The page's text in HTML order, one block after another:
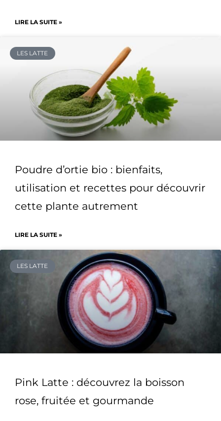
LIRE LA SUITE »
LES LATTE
Poudre d’ortie bio : bienfaits,
utilisation et recettes pour découvrir
cette plante autrement
LIRE LA SUITE »
LES LATTE
Pink Latte : découvrez la boisson
rose, fruitée et gourmande